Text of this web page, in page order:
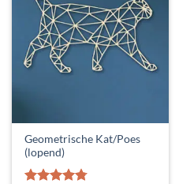
Geometrische Kat/Poes
(lopend)